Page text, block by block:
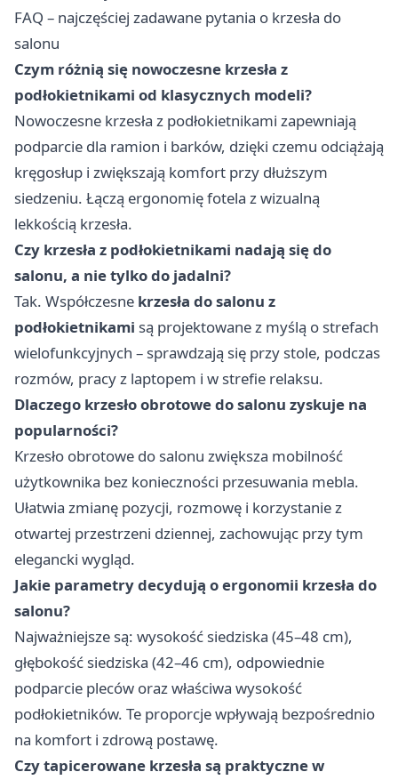
FAQ – najczęściej zadawane pytania o krzesła do
salonu
Czym różnią się nowoczesne krzesła z
podłokietnikami od klasycznych modeli?
Nowoczesne krzesła z podłokietnikami zapewniają
podparcie dla ramion i barków, dzięki czemu odciążają
kręgosłup i zwiększają komfort przy dłuższym
siedzeniu. Łączą ergonomię fotela z wizualną
lekkością krzesła.
Czy krzesła z podłokietnikami nadają się do
salonu, a nie tylko do jadalni?
Tak. Współczesne krzesła do salonu z
podłokietnikami są projektowane z myślą o strefach
wielofunkcyjnych – sprawdzają się przy stole, podczas
rozmów, pracy z laptopem i w strefie relaksu.
Dlaczego krzesło obrotowe do salonu zyskuje na
popularności?
Krzesło obrotowe do salonu zwiększa mobilność
użytkownika bez konieczności przesuwania mebla.
Ułatwia zmianę pozycji, rozmowę i korzystanie z
otwartej przestrzeni dziennej, zachowując przy tym
elegancki wygląd.
Jakie parametry decydują o ergonomii krzesła do
salonu?
Najważniejsze są: wysokość siedziska (45–48 cm),
głębokość siedziska (42–46 cm), odpowiednie
podparcie pleców oraz właściwa wysokość
podłokietników. Te proporcje wpływają bezpośrednio
na komfort i zdrową postawę.
Czy tapicerowane krzesła są praktyczne w